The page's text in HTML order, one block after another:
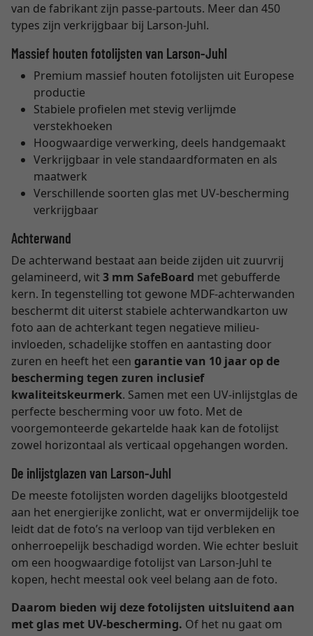
van de fabrikant zijn passe-partouts. Meer dan 450
types zijn verkrijgbaar bij Larson-Juhl.
Massief houten fotolijsten van Larson-Juhl
Premium massief houten fotolijsten uit Europese
productie
Stabiele profielen met stevig verlijmde
verstekhoeken
Hoogwaardige verwerking, deels handgemaakt
Verkrijgbaar in vele standaardformaten en als
maatwerk
Verschillende soorten glas met UV-bescherming
verkrijgbaar
Achterwand
De achterwand bestaat aan beide zijden uit zuurvrij
gelamineerd, wit3 mm SafeBoard met gebufferde
kern. In tegenstelling tot gewone MDF-achterwanden
beschermt dit uiterst stabiele achterwandkarton uw
foto aan de achterkant tegen negatieve milieu-
invloeden, schadelijke stoffen en aantasting door
zuren en heeft het een garantie van 10 jaar op de
bescherming tegen zuren inclusief
kwaliteitskeurmerk. Samen met een UV-inlijstglas de
perfecte bescherming voor uw foto. Met de
voorgemonteerde gekartelde haak kan de fotolijst
zowel horizontaal als verticaal opgehangen worden.
De inlijstglazen van Larson-Juhl
De meeste fotolijsten worden dagelijks blootgesteld
aan het energierijke zonlicht, wat er onvermijdelijk toe
leidt dat de foto’s na verloop van tijd verbleken en
onherroepelijk beschadigd worden. Wie echter besluit
om een hoogwaardige fotolijst van Larson-Juhl te
kopen, hecht meestal ook veel belang aan de foto.
Daarom bieden wij deze fotolijsten uitsluitend aan
met glas met UV-bescherming. Of het nu gaat om